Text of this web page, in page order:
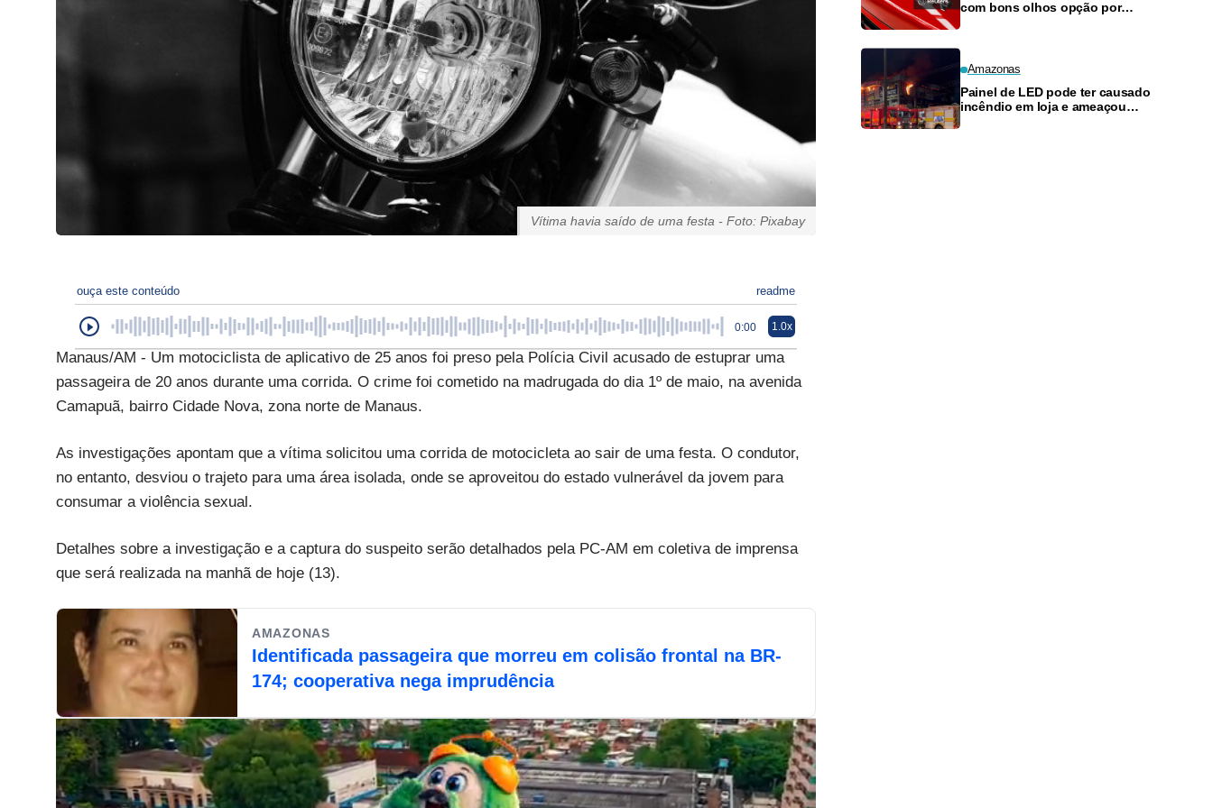
Vítima havia saído de uma festa - Foto: Pixabay
ouça este conteúdo readme
0:00 1.0x
Manaus/AM - Um motociclista de aplicativo de 25 anos foi preso pela Polícia Civil acusado de estuprar uma
passageira de 20 anos durante uma corrida. O crime foi cometido na madrugada do dia 1º de maio, na avenida
Camapuã, bairro Cidade Nova, zona norte de Manaus.
As investigações apontam que a vítima solicitou uma corrida de motocicleta ao sair de uma festa. O condutor,
no entanto, desviou o trajeto para uma área isolada, onde se aproveitou do estado vulnerável da jovem para
consumar a violência sexual.
Detalhes sobre a investigação e a captura do suspeito serão detalhados pela PC-AM em coletiva de imprensa
que será realizada na manhã de hoje (13).
AMAZONAS
Identificada passageira que morreu em colisão frontal na BR-
174; cooperativa nega imprudência
com bons olhos opção por
Amazonas
Painel de LED pode ter causado
incêndio em loja e ameaçou